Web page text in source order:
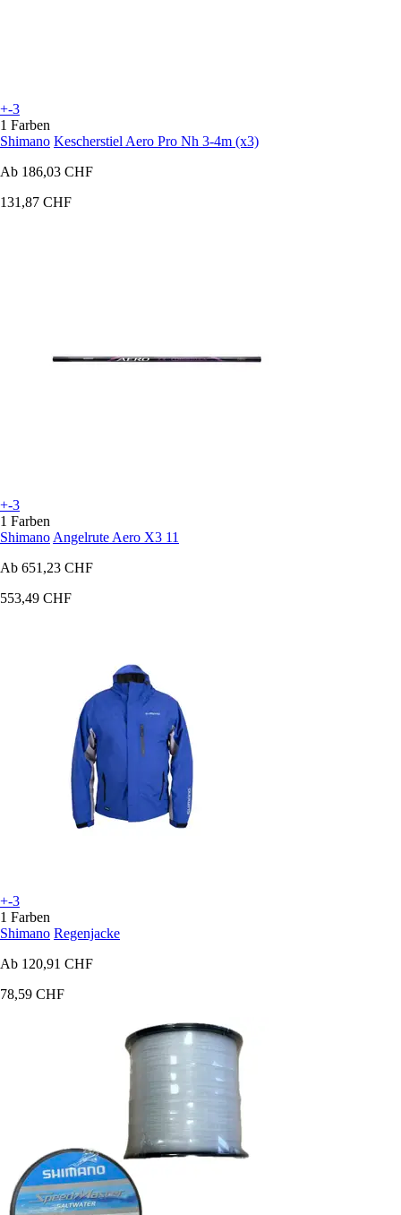
+-3
1 Farben
Shimano Kescherstiel Aero Pro Nh 3-4m (x3)
Ab 186,03 CHF
131,87 CHF
+-3
1 Farben
Shimano Angelrute Aero X3 11
Ab 651,23 CHF
553,49 CHF
+-3
1 Farben
Shimano Regenjacke
Ab 120,91 CHF
78,59 CHF